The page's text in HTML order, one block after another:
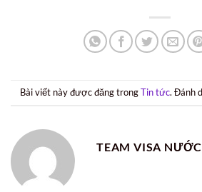
Bài viết này được đăng trongTin tức. Đánh
TEAM VISA